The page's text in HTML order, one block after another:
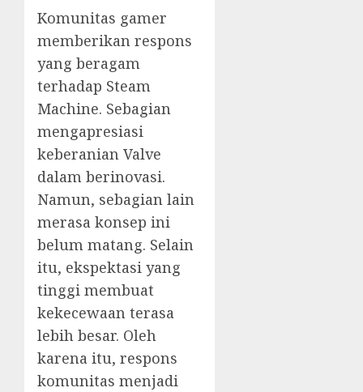
Komunitas gamer
memberikan respons
yang beragam
terhadap Steam
Machine. Sebagian
mengapresiasi
keberanian Valve
dalam berinovasi.
Namun, sebagian lain
merasa konsep ini
belum matang. Selain
itu, ekspektasi yang
tinggi membuat
kekecewaan terasa
lebih besar. Oleh
karena itu, respons
komunitas menjadi